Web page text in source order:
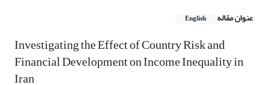
عنوان مقاله English
Investigating the Effect of Country Risk and
Financial Development on Income Inequality in
Iran